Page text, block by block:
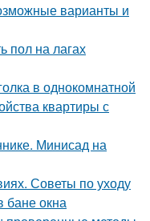
варианты и
пол на лагах
в однокомнатной
квартиры с
Минисад на
Советы по уходу
бане окна